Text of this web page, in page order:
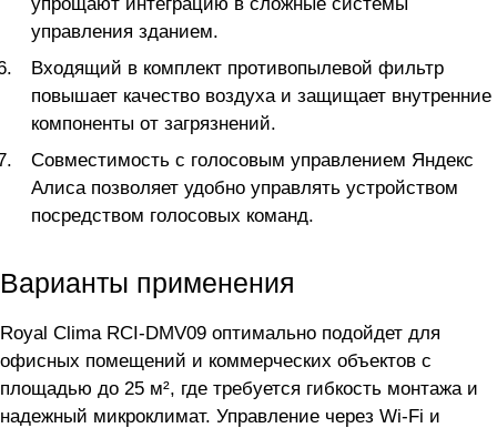
управления зданием.
Входящий в комплект противопылевой фильтр
повышает качество воздуха и защищает внутренние
компоненты от загрязнений.
Совместимость с голосовым управлением Яндекс
Алиса позволяет удобно управлять устройством
посредством голосовых команд.
Варианты применения
Royal Clima RCI-DMV09 оптимально подойдет для
офисных помещений и коммерческих объектов с
площадью до 25 м², где требуется гибкость монтажа и
надежный микроклимат. Управление через Wi-Fi и